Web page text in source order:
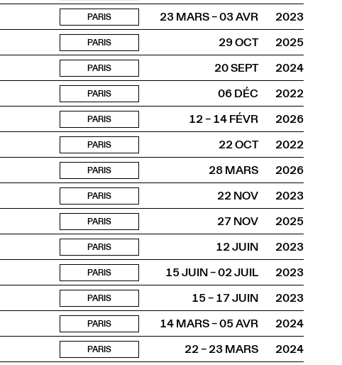
PARIS 23 MARS – 03 AVR
2023
PARIS 29 OCT
2025
PARIS 20 SEPT
2024
PARIS 06 DÉC
2022
PARIS 12 – 14 FÉVR
2026
PARIS 22 OCT
2022
PARIS 28 MARS
2026
PARIS 22 NOV
2023
PARIS 27 NOV
2025
PARIS 12 JUIN
2023
PARIS 15 JUIN – 02 JUIL
2023
PARIS 15 – 17 JUIN
2023
PARIS 14 MARS – 05 AVR
2024
PARIS 22 – 23 MARS
2024